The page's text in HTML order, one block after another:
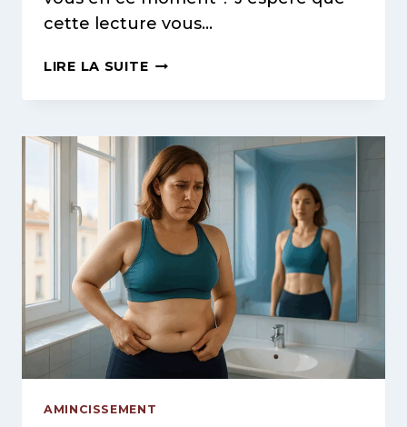
cette lecture vous…
LIRE LA SUITEVOTRE
FÉMININE
VILLEURBANNE
:
LE
CENTRE
BIEN-
ÊTRE
EXCLUSIF
QUI
VA
VOUS
CHANGER
LA
!
AMINCISSEMENT